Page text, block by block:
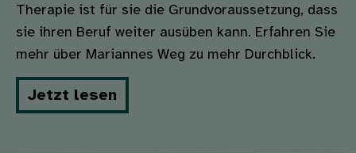
Therapie ist für sie die Grundvoraussetzung, dass
sie ihren Beruf weiter ausüben kann. Erfahren Sie
mehr über Mariannes Weg zu mehr Durchblick.
Jetzt lesen